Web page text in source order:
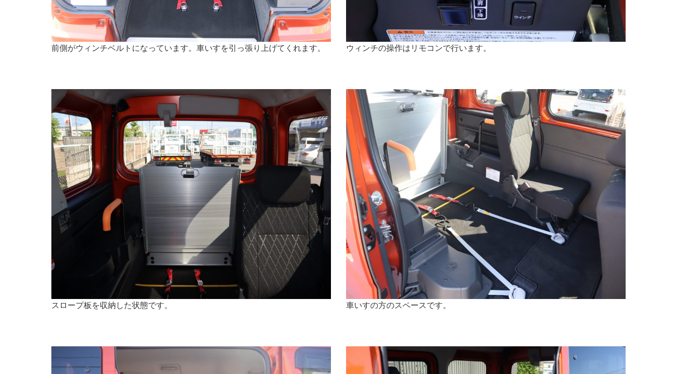
前側がウィンチベルトになっています。車いすを引っ張り上げてくれます。 ウィンチの操作はリモコンで行います。
スロープ板を収納した状態です。 車いすの方のスペースです。